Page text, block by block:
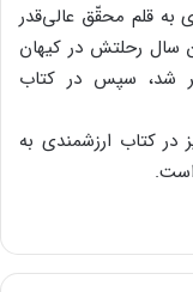
به قلم محقّق عالی‌قدر
سال رحلتش در کیهان
شد، سپس در کتاب
کتاب ارزشمندی به
است.